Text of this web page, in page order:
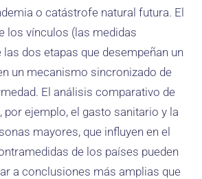
o catástrofe natural futura. El
los vínculos (las medidas
dos etapas que desempeñan un
un mecanismo sincronizado de
El análisis comparativo de
por ejemplo, el gasto sanitario y la
mayores, que influyen en el
de los países pueden
a conclusiones más amplias que